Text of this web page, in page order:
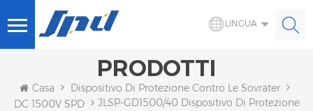
LINGUA
PRODOTTI
Casa
Dispositivo Di Protezione Contro Le Sovratensioni
DC 1500V SPD
JLSP-GD1500/40 Dispositivo Di Protezione